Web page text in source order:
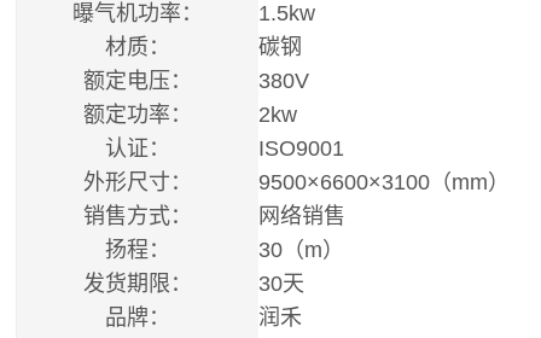
曝气机功率：
1.5kw
材质：
碳钢
额定电压：
380V
额定功率：
2kw
认证：
ISO9001
外形尺寸：
9500×6600×3100（mm）
销售方式：
网络销售
扬程：
30（m）
发货期限：
30天
品牌：
润禾